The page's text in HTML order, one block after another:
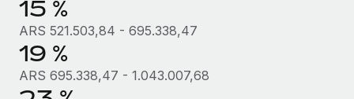
Meer informatie
15 %
ARS 521.503,84 - 695.338,47
19 %
ARS 695.338,47 - 1.043.007,68